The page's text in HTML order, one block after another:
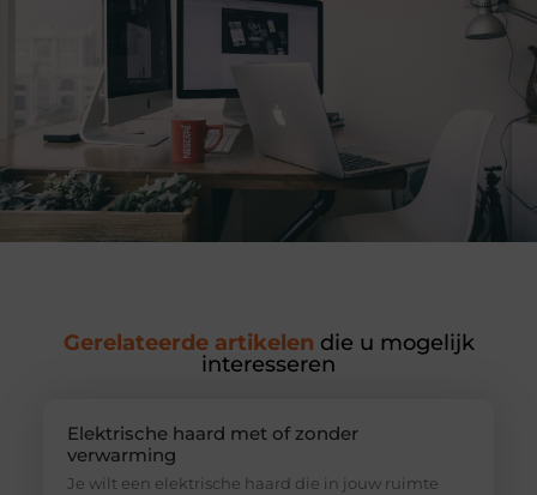
Gerelateerde artikelen die u mogelijk
interesseren
Elektrische haard met of zonder
verwarming
Je wilt een elektrische haard die in jouw ruimte